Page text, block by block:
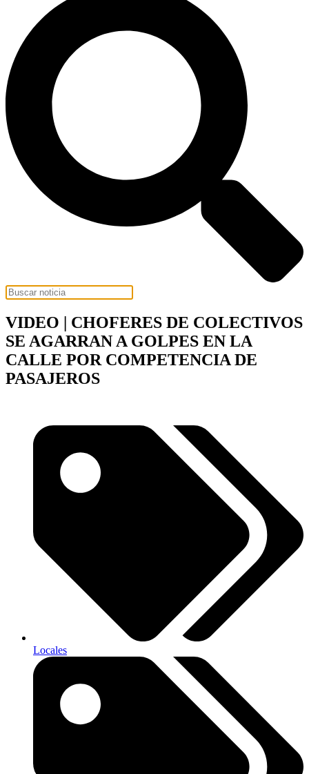
VIDEO | CHOFERES DE COLECTIVOS
SE AGARRAN A GOLPES EN LA
CALLE POR COMPETENCIA DE
PASAJEROS
Locales